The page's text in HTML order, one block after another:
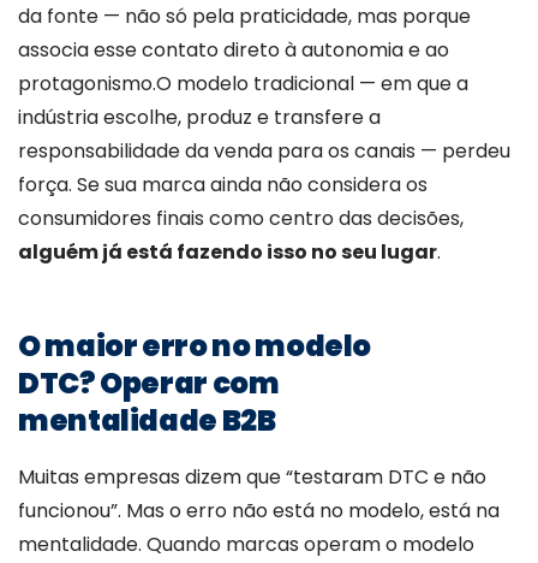
da fonte — não só pela praticidade, mas porque
associa esse contato direto à autonomia e ao
protagonismo.O modelo tradicional — em que a
indústria escolhe, produz e transfere a
responsabilidade da venda para os canais — perdeu
força. Se sua marca ainda não considera os
consumidores finais como centro das decisões,
alguém já está fazendo isso no seu lugar.
O maior erro no modelo
DTC? Operar com
mentalidade B2B
Muitas empresas dizem que “testaram DTC e não
funcionou”. Mas o erro não está no modelo, está na
mentalidade. Quando marcas operam o modelo